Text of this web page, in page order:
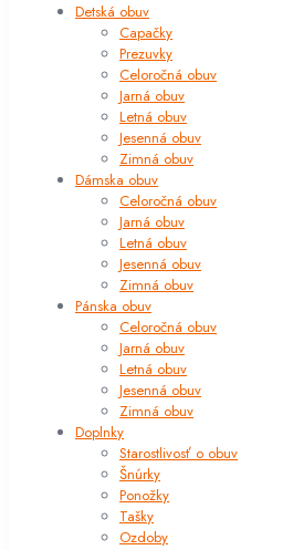
Detská obuv
Capačky
Prezuvky
Celoročná obuv
Jarná obuv
Letná obuv
Jesenná obuv
Zimná obuv
Dámska obuv
Celoročná obuv
Jarná obuv
Letná obuv
Jesenná obuv
Zimná obuv
Pánska obuv
Celoročná obuv
Jarná obuv
Letná obuv
Jesenná obuv
Zimná obuv
Doplnky
Starostlivosť o obuv
Šnúrky
Ponožky
Tašky
Ozdoby